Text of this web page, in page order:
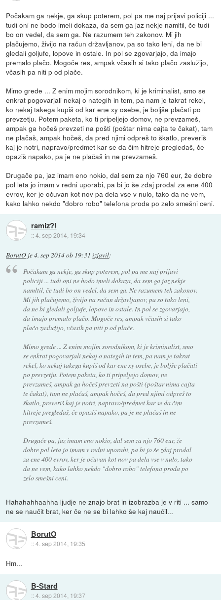
Počakam ga nekje, ga skup poterem, pol pa me naj prijavi policiji ...
tudi oni ne bodo imeli dokaza, da sem ga jaz nekje namltil, če tudi
bo on vedel, da sem ga. Ne razumem teh zakonov. Mi jih
plačujemo, živijo na račun državljanov, pa so tako leni, da ne bi
gledali goljufe, lopove in ostale. In pol se zgovarjajo, da imajo
premalo plačo. Mogoče res, ampak včasih si tako plačo zaslužijo,
včasih pa niti p od plače.
Mimo grede ... Z enim mojim sorodnikom, ki je kriminalist, smo se
enkrat pogovarjali nekaj o nategih in tem, pa nam je takrat rekel,
ko nekaj takega kupiš od kar ene xy osebe, je boljše plačati po
prevzetju. Potem paketa, ko ti pripeljejo domov, ne prevzameš,
ampak ga hočeš prevzeti na pošti (poštar nima cajta te čakat), tam
ne plačaš, ampak hočeš, da pred njimi odpreš to škatlo, preveriš
kaj je notri, napravo/predmet kar se da čim hitreje pregledaš, če
opaziš napako, pa je ne plačaš in ne prevzameš.
Drugače pa, jaz imam eno nokio, dal sem za njo 760 eur, že dobre
pol leta jo imam v redni uporabi, pa bi jo še zdaj prodal za ene 400
evrov, ker je očuvan kot nov pa dela vse v nulo, tako da ne vem,
kako lahko nekdo "dobro robo" telefona proda po zelo smešni ceni.
ramiz?!
::4. sep 2014, 19:34
BorutO je4. sep 2014 ob 19:31 izjavil:
Počakam ga nekje, ga skup poterem, pol pa me naj prijavi
policiji ... tudi oni ne bodo imeli dokaza, da sem ga jaz nekje
namltil, če tudi bo on vedel, da sem ga. Ne razumem teh zakonov.
Mi jih plačujemo, živijo na račun državljanov, pa so tako leni,
da ne bi gledali goljufe, lopove in ostale. In pol se zgovarjajo,
da imajo premalo plačo. Mogoče res, ampak včasih si tako
plačo zaslužijo, včasih pa niti p od plače.
Mimo grede ... Z enim mojim sorodnikom, ki je kriminalist, smo
se enkrat pogovarjali nekaj o nategih in tem, pa nam je takrat
rekel, ko nekaj takega kupiš od kar ene xy osebe, je boljše plačati
po prevzetju. Potem paketa, ko ti pripeljejo domov, ne
prevzameš, ampak ga hočeš prevzeti na pošti (poštar nima cajta
te čakat), tam ne plačaš, ampak hočeš, da pred njimi odpreš to
škatlo, preveriš kaj je notri, napravo/predmet kar se da čim
hitreje pregledaš, če opaziš napako, pa je ne plačaš in ne
prevzameš.
Drugače pa, jaz imam eno nokio, dal sem za njo 760 eur, že
dobre pol leta jo imam v redni uporabi, pa bi jo še zdaj prodal
za ene 400 evrov, ker je očuvan kot nov pa dela vse v nulo, tako
da ne vem, kako lahko nekdo "dobro robo" telefona proda po
zelo smešni ceni.
Hahahahhaahha ljudje ne znajo brat in izobrazba je v riti ... samo
ne se naučit brat, ker če ne se bi lahko še kaj naučil...
BorutO
::4. sep 2014, 19:35
Hm...
B-Stard
::4. sep 2014, 19:37